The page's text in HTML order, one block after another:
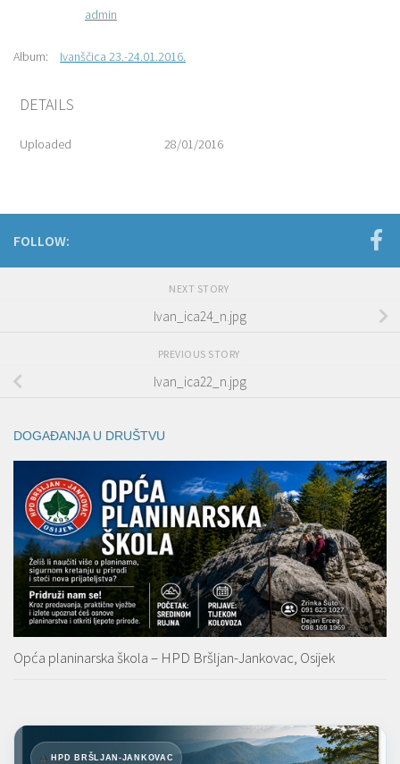
admin
Album: Ivanščica 23.-24.01.2016.
DETAILS
Uploaded 28/01/2016
FOLLOW:
NEXT STORY
Ivan_ica24_n.jpg
PREVIOUS STORY
Ivan_ica22_n.jpg
DOGAĐANJA U DRUŠTVU
Opća planinarska škola – HPD Bršljan-Jankovac, Osijek
HPD BRŠLJAN-JANKOVAC